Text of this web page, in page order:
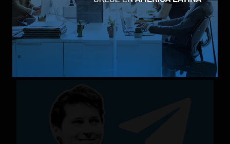
Nequi anuncia que pronto operará como compañía
de financiamiento independi
by Sergio Ramos
Actualidad
31 de julio de 2026